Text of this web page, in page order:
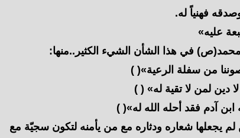
فهنياً له.
عليه»
في هذا الشأن الشيء الكثير‏.‏.‏منها:
من سفلة الرعية»( )
دين لمن لا تقية له» ( )
آدم فقد أحله الله له»( )
لم يجعلها شعاره ودثاره مع من يأمنه لتكون سجيّة مع